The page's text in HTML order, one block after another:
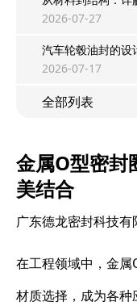
2026-07-27
汽车轮毂油封的设
2026-07-17
全部列表
金属O型密封
美结合
广东德龙密封科技有
在工程领域中，金
材质选择，成为各